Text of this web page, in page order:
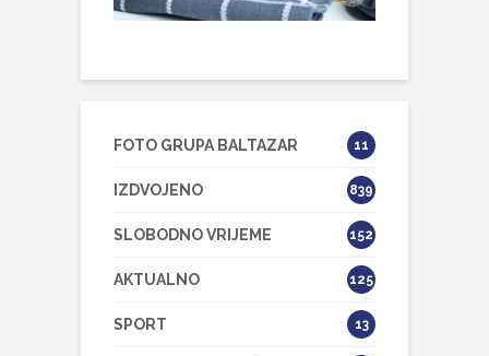
FOTO GRUPA BALTAZAR 11
IZDVOJENO 839
SLOBODNO VRIJEME 152
AKTUALNO 125
SPORT 13